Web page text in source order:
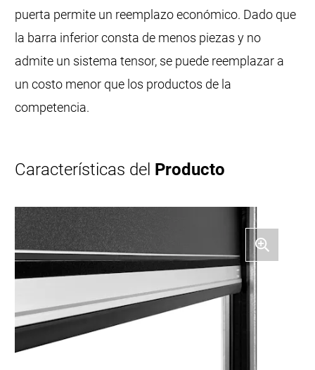
puerta permite un reemplazo económico. Dado que
la barra inferior consta de menos piezas y no
admite un sistema tensor, se puede reemplazar a
un costo menor que los productos de la
competencia.
Características del Producto